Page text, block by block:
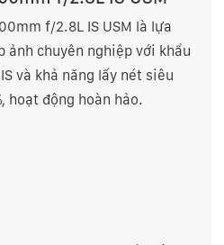
f/2.8L IS USM là lựa
ảnh chuyên nghiệp với khẩu
và khả năng lấy nét siêu
hoạt động hoàn hảo.